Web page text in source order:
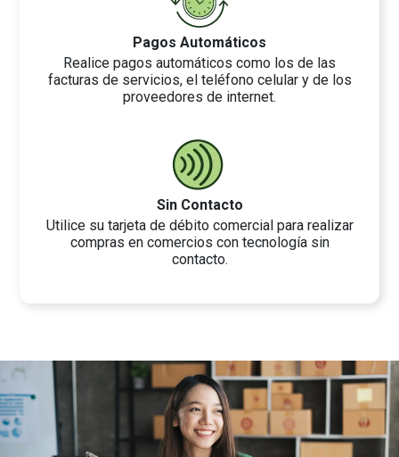
Pagos Automáticos
Realice pagos automáticos como los de las
facturas de servicios, el teléfono celular y de los
proveedores de internet.
Sin Contacto
Utilice su tarjeta de débito comercial para realizar
compras en comercios con tecnología sin
contacto.